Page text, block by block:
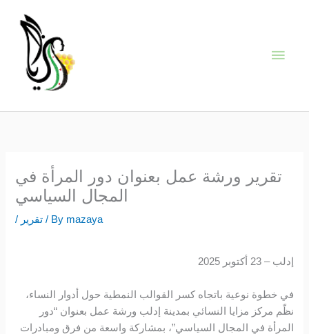
content
تقرير ورشة عمل بعنوان دور المرأة في
المجال السياسي
/ تقرير / By mazaya
إدلب – 23 أكتوبر 2025
في خطوة نوعية باتجاه كسر القوالب النمطية حول أدوار النساء،
نظّم مركز مزايا النسائي بمدينة إدلب ورشة عمل بعنوان “دور
المرأة في المجال السياسي”، بمشاركة واسعة من فرق ومبادرات